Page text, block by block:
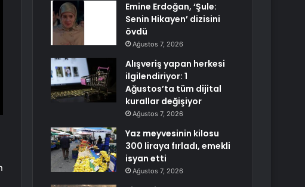
Emine Erdoğan, ‘Şule:
Senin Hikayen’ dizisini
övdü
Ağustos 7, 2026
Alışveriş yapan herkesi
ilgilendiriyor: 1
Ağustos’ta tüm dijital
kurallar değişiyor
Ağustos 7, 2026
Yaz meyvesinin kilosu
300 liraya fırladı, emekli
isyan etti
Ağustos 7, 2026